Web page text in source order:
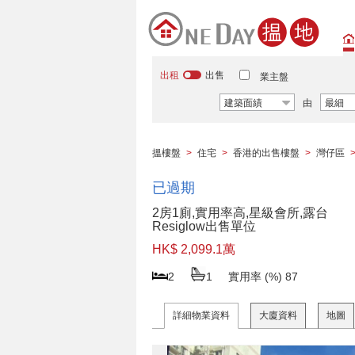
出租 出售 業主盤
建築面績 由 最細
搵樓盤 > 住宅 > 香港的出售樓盤 > 灣仔區 >
已過期
2房1廁,實用率高,星級會所,露台
Resiglow出售單位
HK$ 2,099.1萬
2 1 實用率 (%) 87
詳細物業資料 大廈資料 地圖